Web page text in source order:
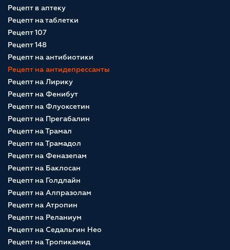
Рецепт в аптеку
Рецепт на таблетки
Рецепт 107
Рецепт 148
Рецепт на антибиотики
Рецепт на антидепрессанты
Рецепт на Лирику
Рецепт на Фенибут
Рецепт на Флуоксетин
Рецепт на Прегабалин
Рецепт на Трамал
Рецепт на Трамадол
Рецепт на Феназепам
Рецепт на Баклосан
Рецепт на Голдлайн
Рецепт на Алпразолам
Рецепт на Атропин
Рецепт на Реланиум
Рецепт на Седальгин Нео
Рецепт на Тропикамид